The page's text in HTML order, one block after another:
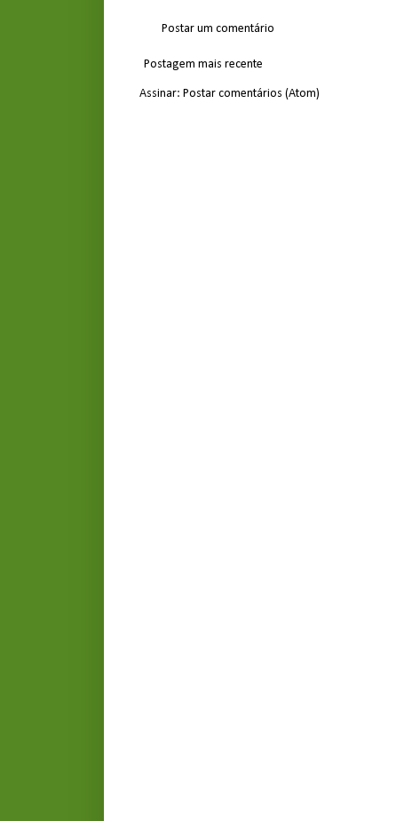
Postar um comentário
Postagem mais recente
Assinar: Postar comentários (Atom)